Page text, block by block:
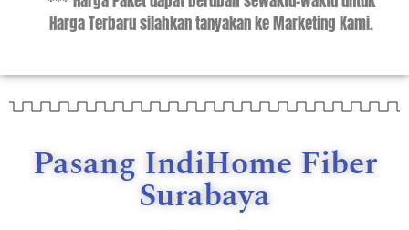
Harga Terbaru silahkan tanyakan ke Marketing Kami.
Pasang IndiHome Fiber
Surabaya